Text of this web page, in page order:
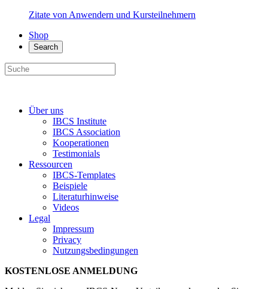
Zitate von Anwendern und Kursteilnehmern
Shop
Search
Über uns
IBCS Institute
IBCS Association
Kooperationen
Testimonials
Ressourcen
IBCS-Templates
Beispiele
Literaturhinweise
Videos
Legal
Impressum
Privacy
Nutzungsbedingungen
KOSTENLOSE ANMELDUNG